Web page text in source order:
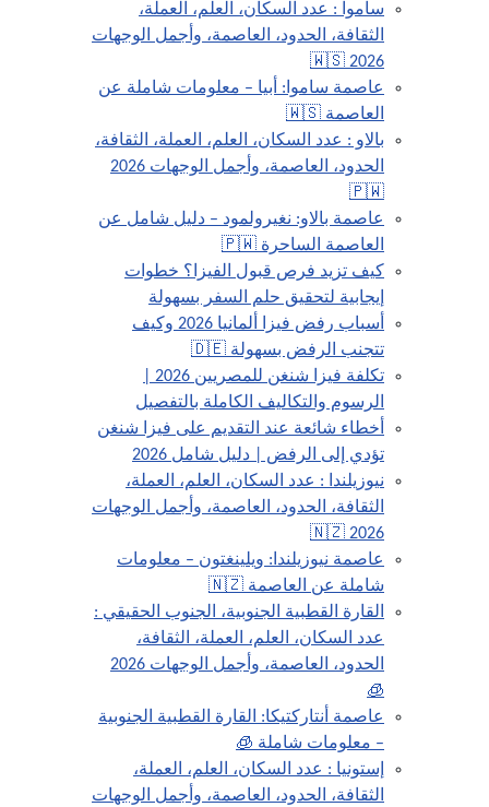
ساموا : عدد السكان، العلم، العملة،
الثقافة، الحدود، العاصمة، وأجمل الوجهات
2026 🇼🇸
عاصمة ساموا: أبيا – معلومات شاملة عن
العاصمة 🇼🇸
بالاو : عدد السكان، العلم، العملة، الثقافة،
الحدود، العاصمة، وأجمل الوجهات 2026
🇵🇼
عاصمة بالاو: نغيرولمود – دليل شامل عن
العاصمة الساحرة 🇵🇼
كيف تزيد فرص قبول الفيزا؟ خطوات
إيجابية لتحقيق حلم السفر بسهولة
أسباب رفض فيزا ألمانيا 2026 وكيف
تتجنب الرفض بسهولة 🇩🇪
الرسوم والتكاليف الكاملة بالتفصيل
أخطاء شائعة عند التقديم على فيزا شنغن
تؤدي إلى الرفض | دليل شامل 2026
نيوزيلندا : عدد السكان، العلم، العملة،
الثقافة، الحدود، العاصمة، وأجمل الوجهات
2026 🇳🇿
عاصمة نيوزيلندا: ويلينغتون – معلومات
شاملة عن العاصمة 🇳🇿
القارة القطبية الجنوبية، الجنوب الحقيقي :
عدد السكان، العلم، العملة، الثقافة،
الحدود، العاصمة، وأجمل الوجهات 2026
🧊
عاصمة أنتاركتيكا: القارة القطبية الجنوبية
– معلومات شاملة 🧊
إستونيا : عدد السكان، العلم، العملة،
الثقافة، الحدود، العاصمة، وأجمل الوجهات